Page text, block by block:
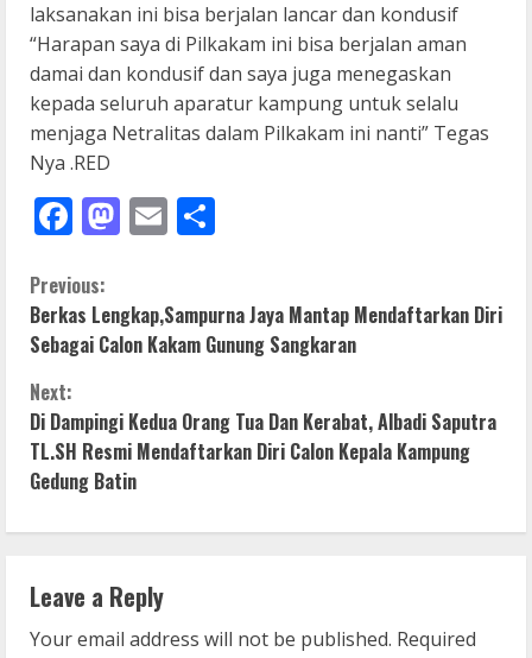
laksanakan ini bisa berjalan lancar dan kondusif
“Harapan saya di Pilkakam ini bisa berjalan aman
damai dan kondusif dan saya juga menegaskan
kepada seluruh aparatur kampung untuk selalu
menjaga Netralitas dalam Pilkakam ini nanti” Tegas
Nya .RED
Facebook
Mastodon
Email
C
o
n
t
i
n
u
e
Previous:
Berkas Lengkap,Sampurna Jaya Mantap Mendaftarkan Diri
Sebagai Calon Kakam Gunung Sangkaran
Next:
Di Dampingi Kedua Orang Tua Dan Kerabat, Albadi Saputra
TL.SH Resmi Mendaftarkan Diri Calon Kepala Kampung
Gedung Batin
Leave a Reply
Your email address will not be published. Required